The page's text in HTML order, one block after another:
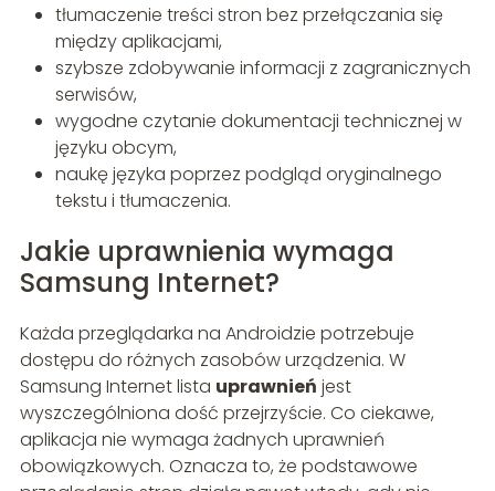
tłumaczenie treści stron bez przełączania się
między aplikacjami,
szybsze zdobywanie informacji z zagranicznych
serwisów,
wygodne czytanie dokumentacji technicznej w
języku obcym,
naukę języka poprzez podgląd oryginalnego
tekstu i tłumaczenia.
Jakie uprawnienia wymaga
Samsung Internet?
Każda przeglądarka na Androidzie potrzebuje
dostępu do różnych zasobów urządzenia. W
Samsung Internet lista uprawnień jest
wyszczególniona dość przejrzyście. Co ciekawe,
aplikacja nie wymaga żadnych uprawnień
obowiązkowych. Oznacza to, że podstawowe